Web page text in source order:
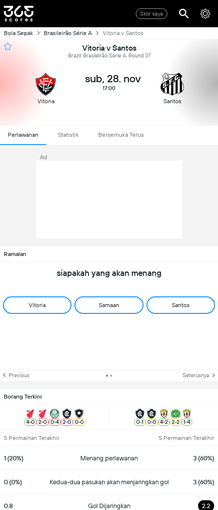
Skor saya
Bola Sepak Brasileirão Série A Vitoria v Santos
Vitoria v Santos
Brazil, Brasileirão Série A, Round 37
Vitoria
sub, 28. nov
17:00
Santos
Perlawanan Statistik Bersemuka Terus
Ad
Ramalan
siapakah yang akan menang
Vitoria Samaan Santos
Previous Seterusnya
Borang Terkini
4-0 2-0 0-4 2-0 0-0 0-1 0-0 4-2 2-2 1-4
5 Permainan Terakhir 5 Permainan Terakhir
1 (20%) Menang perlawanan 3 (60%)
0 (0%) Kedua-dua pasukan akan menjaringkan gol 3 (60%)
0.8 Gol Dijaringkan 2.2